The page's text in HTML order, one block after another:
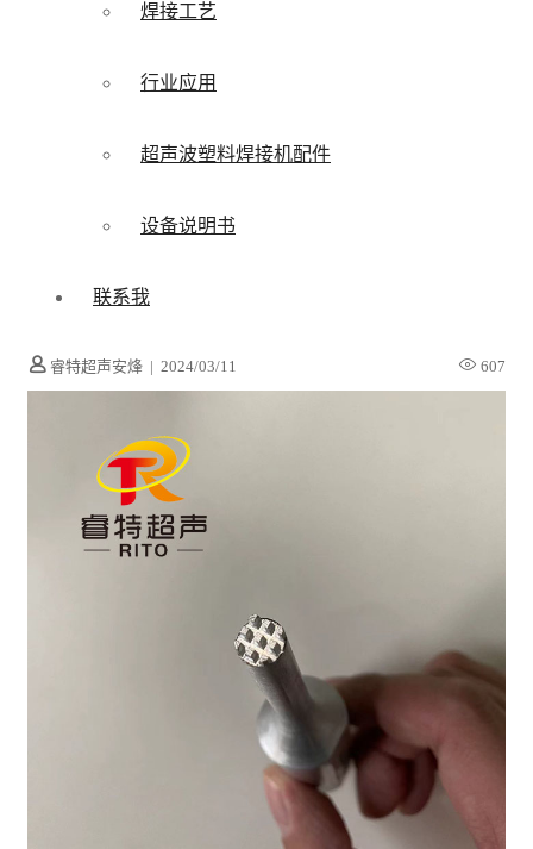
焊接工艺
行业应用
超声波塑料焊接机配件
设备说明书
联系我
睿特超声安烽 | 2024/03/11 607